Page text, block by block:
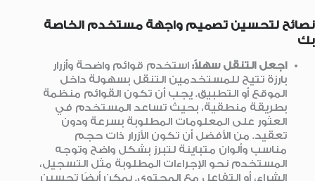
نصائح لتحسين تصميم واجهة مستخدم الخاصة
بك
اجعل التنقل سهلاً: استخدم قوائم واضحة وأزرار
بارزة تتيح للمستخدمين التنقل بسهولة داخل
الموقع أو التطبيق. يجب أن تكون القوائم منظمة
بطريقة منطقية، بحيث تساعد المستخدم في
العثور على المعلومات المطلوبة بسرعة ودون
تعقيد. من الأفضل أن تكون الأزرار ذات حجم
مناسب وألوان متباينة لتبرز بشكل واضح وتوجه
المستخدم نحو الإجراءات المطلوبة مثل التسجيل،
الشراء، أو التفاعل مع المحتوى. يمكن أيضًا تحسين